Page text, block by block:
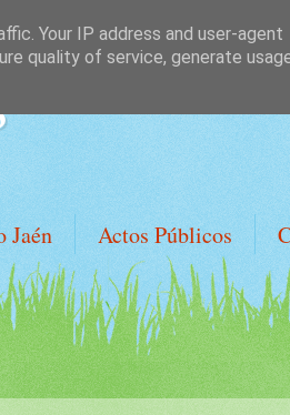
Jaén Actos Públicos
Your IP address and user-agent
quality of service, generate